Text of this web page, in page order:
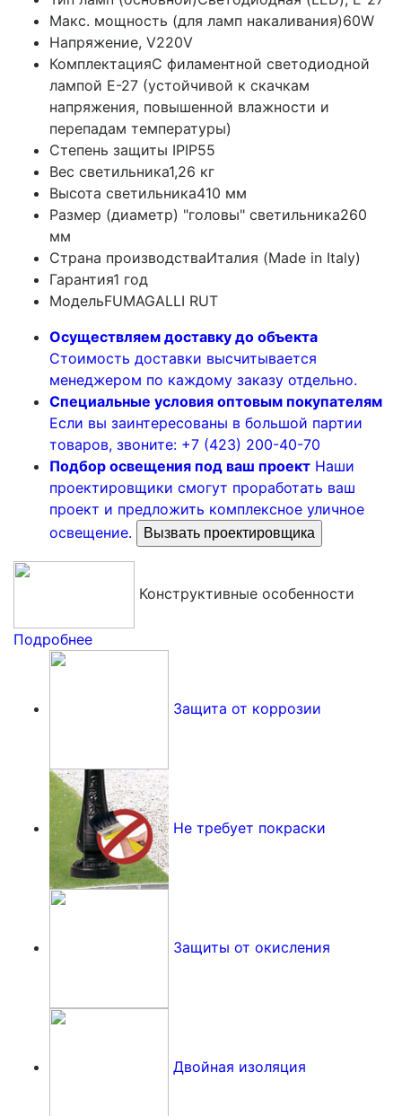
Макс. мощность (для ламп накаливания)60W
Напряжение, V220V
КомплектацияС филаментной светодиодной
лампой E-27 (устойчивой к скачкам
напряжения, повышенной влажности и
перепадам температуры)
Степень защиты IPIP55
Вес светильника1,26 кг
Высота светильника410 мм
Размер (диаметр) "головы" светильника260
мм
Страна производстваИталия (Made in Italy)
Гарантия1 год
МодельFUMAGALLI RUT
Осуществляем доставку до объекта
Стоимость доставки высчитывается
менеджером по каждому заказу отдельно.
Специальные условия оптовым покупателям
Если вы заинтересованы в большой партии
товаров, звоните: +7 (423) 200-40-70
Подбор освещения под ваш проект Наши
проектировщики смогут проработать ваш
проект и предложить комплексное уличное
освещение.
Вызвать проектировщика
Конструктивные особенности
Подробнее
Защита от коррозии
Не требует покраски
Защиты от окисления
Двойная изоляция